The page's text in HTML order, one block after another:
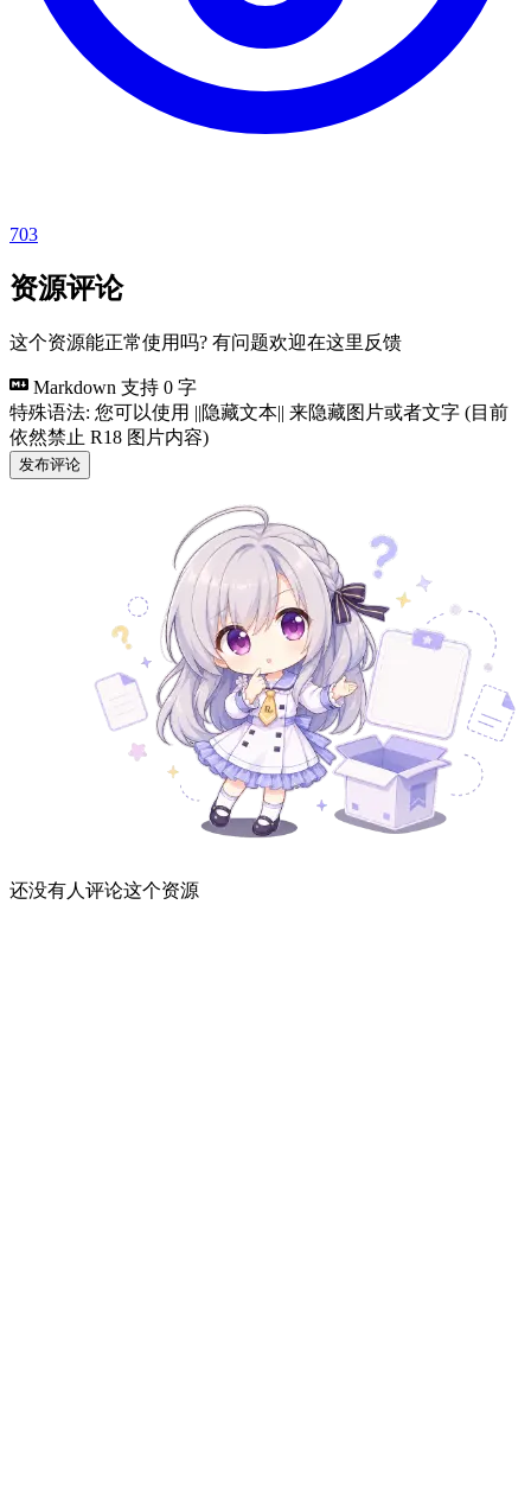
703
资源评论
这个资源能正常使用吗? 有问题欢迎在这里反馈
Markdown 支持 0 字
特殊语法: 您可以使用 ||隐藏文本|| 来隐藏图片或者文字 (目前
依然禁止 R18 图片内容)
发布评论
还没有人评论这个资源